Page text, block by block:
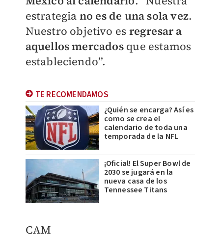
estrategia no es de una sola vez.
Nuestro objetivo es regresar a
aquellos mercadosque estamos
estableciendo”.
TE RECOMENDAMOS
¿Quién se encarga? Así es
como se crea el
calendario de toda una
temporada de la NFL
¡Oficial! El Super Bowl de
2030 se jugará en la
nueva casa de los
Tennessee Titans
CAM